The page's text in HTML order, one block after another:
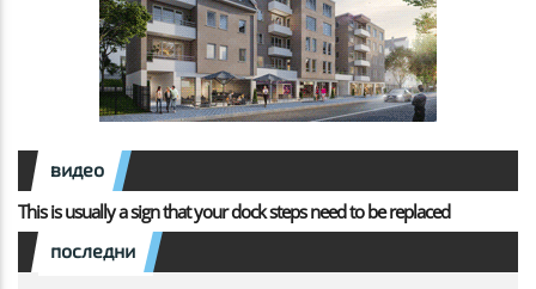
видео
This is usually a sign that your dock steps need to be replaced
последни